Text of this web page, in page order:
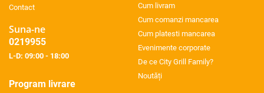
Contact
Suna-ne
0219955
L-D: 09:00 - 18:00
Program livrare
Cum livram
Cum comanzi mancarea
Cum platesti mancarea
Evenimente corporate
De ce City Grill Family?
Noutăți